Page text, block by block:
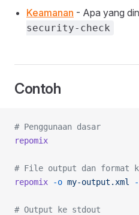
Keamanan - Apa yang
security-check
Contoh
# Penggunaan dasar
repomix
# File output dan format
repomix -o my-output.xml
# Output ke stdout